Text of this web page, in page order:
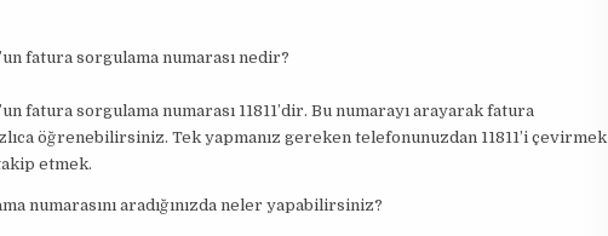
fatura sorgulama numarası nedir?
fatura sorgulama numarası 11811’dir. Bu numarayı arayarak fatura
öğrenebilirsiniz. Tek yapmanız gereken telefonunuzdan 11811’i çevirmek
etmek.
numarasını aradığınızda neler yapabilirsiniz?